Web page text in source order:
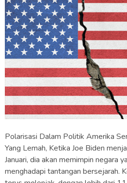
Polarisasi Dalam Politik Amerika
Yang Lemah, Ketika Joe Biden
Januari, dia akan memimpin negara
menghadapi tantangan bersejarah.